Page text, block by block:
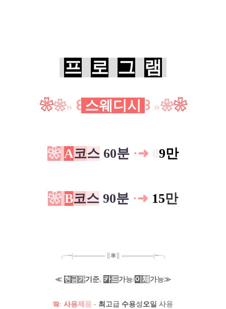
프 로 그 램
❀❀» ꒰스웨디시 ꒱ »❀❀
❀ A코스 60분 ·➜ 9만
❀ B코스 90분 ·➜ 15만
╭╼|═══════ ✱∥ ═══════|╾╮
≪ 현금가기 준, 카드가능/이 체 가능≫
ఇ: 사용제 품 - 최 고급 수용성오일 사용